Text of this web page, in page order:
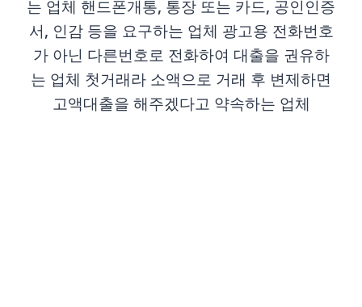
는 업체 핸드폰개통, 통장 또는 카드, 공인인증
서, 인감 등을 요구하는 업체 광고용 전화번호
가 아닌 다른번호로 전화하여 대출을 권유하
는 업체 첫거래라 소액으로 거래 후 변제하면
고액대출을 해주겠다고 약속하는 업체